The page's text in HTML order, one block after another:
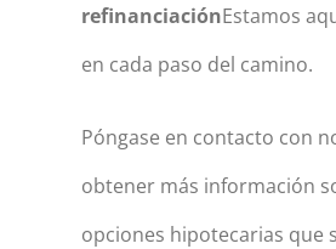
refinanciaciónEstamos
en cada paso del camino.
Póngase en contacto con
obtener más información
opciones hipotecarias que